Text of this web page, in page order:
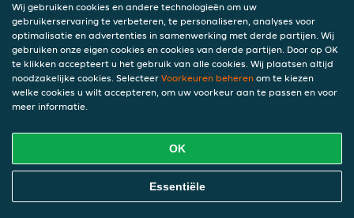
Takeaway.com Group B.V.
Piet Heinkade 61
1019 GM Amsterdam
Nederland
Bijgewerkte versies van deze
Wij kunnen deze Verklaring van tijd tot tijd bijwerken als
reactie op veranderende juridische, technische of zakelijke
ontwikkelingen. Wanneer wij onze Privacyverklaring
bijwerken, zullen wij passende maatregelen nemen om u
Wij gebruiken cookies en andere technologieën om uw
gebruikerservaring te verbeteren, te personaliseren, analyses voor
optimalisatie en advertenties in samenwerking met derde partijen. Wij
gebruiken onze eigen cookies en cookies van derde partijen. Door op OK
te klikken accepteert u het gebruik van alle cookies. Wij plaatsen altijd
noodzakelijke cookies. Selecteer Voorkeuren beheren om te kiezen
welke cookies u wilt accepteren, om uw voorkeur aan te passen en voor
meer informatie.
OK
Essentiële